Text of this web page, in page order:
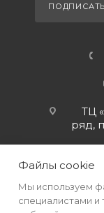
ТЦ
ряд,
Файлы cookie
Мы используем
специалистами и